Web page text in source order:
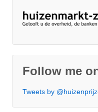
Follow me
Tweets by